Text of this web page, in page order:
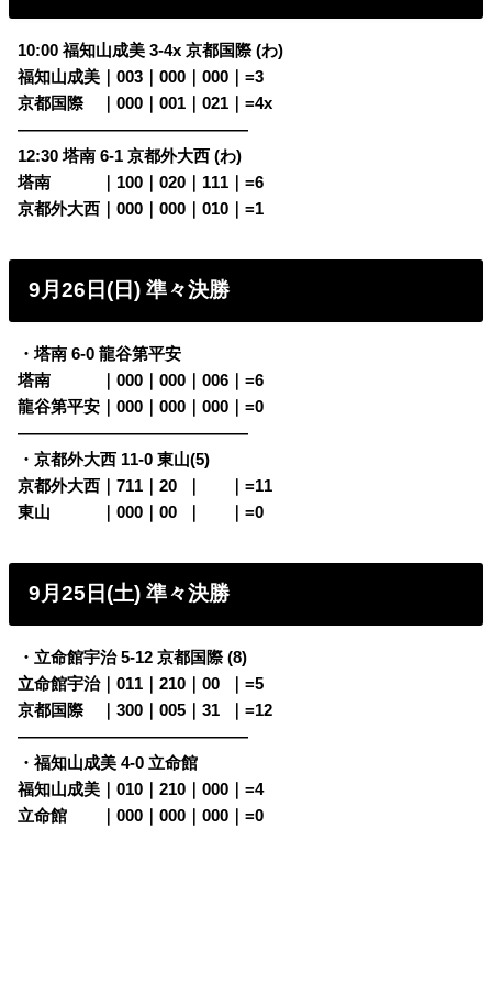
10:00 福知山成美 3-4x 京都国際 (わ)
福知山成美｜003｜000｜000｜=3
京都国際・
｜000｜001｜021｜=4x
——————————————
12:30 塔南 6-1 京都外大西 (わ)
塔南
｜100｜020｜111｜=6
京都外大西｜000｜000｜010｜=1
9月26日(日)準々決勝
・塔南 6-0 龍谷第平安
塔南
｜000｜000｜006｜=6
龍谷第平安｜000｜000｜000｜=0
——————————————
・京都外大西 11-0 東山(5)
京都外大西｜711｜20
｜=11
東山
｜000｜00 ｜=0
9月25日(土)準々決勝
・立命館宇治 5-12 京都国際 (8)
立命館宇治｜011｜210｜00
｜=5
京都国際・ ｜300｜005｜31
｜=12
——————————————
・福知山成美 4-0 立命館
福知山成美｜010｜210｜000｜=4
立命館
｜000｜000｜000｜=0